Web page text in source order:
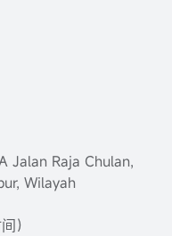
Jalan Raja Chulan,
Wilayah
）